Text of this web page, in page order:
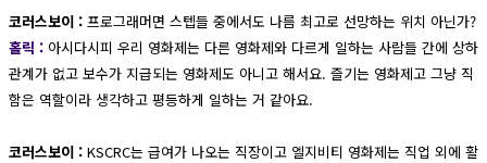
코러스보이 : 프로그래머면 스텝들 중에서도 나름 최고로 선망하는 위치 아닌가?
홀릭 : 아시다시피 우리 영화제는 다른 영화제와 다르게 일하는 사람들 간에 상하
관계가 없고 보수가 지급되는 영화제도 아니고 해서요. 즐기는 영화제고 그냥 직
함은 역할이라 생각하고 평등하게 일하는 거 같아요.
코러스보이 : KSCRC는 급여가 나오는 직장이고 엘지비티 영화제는 직업 외에 활